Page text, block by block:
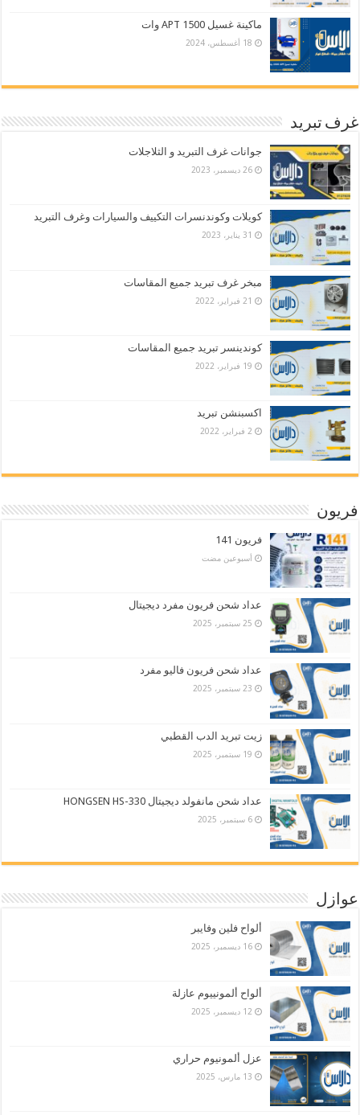
ماكينة غسيل APT 1500 وات
18 أغسطس، 2024
غرف تبريد
جوانات غرف التبريد و الثلاجلات
26 ديسمبر، 2023
كويلات وكوندنسرات التكييف والسيارات وغرف التبريد
31 يناير، 2023
مبخر غرف تبريد جميع المقاسات
21 فبراير، 2022
كوندينسر تبريد جميع المقاسات
19 فبراير، 2022
اكسبنشن تبريد
2 فبراير، 2022
فريون
فريون 141
‏أسبوعين مضت
عداد شحن فريون مفرد ديجيتال
25 سبتمبر، 2025
عداد شحن فريون فاليو مفرد
23 سبتمبر، 2025
زيت تبريد الدب القطبي
19 سبتمبر، 2025
عداد شحن مانفولد ديجيتال HONGSEN HS-330
6 سبتمبر، 2025
عوازل
ألواح فلين وفايبر
16 ديسمبر، 2025
ألواح ألمونييوم عازلة
12 ديسمبر، 2025
عزل ألمونيوم حراري
13 مارس، 2025